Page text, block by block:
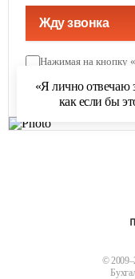
Жду звонка
Нажимая на кнопку
политикой
«Я лично отвечаю
как если бы
©